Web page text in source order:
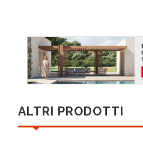
ALTRI PRODOTTI